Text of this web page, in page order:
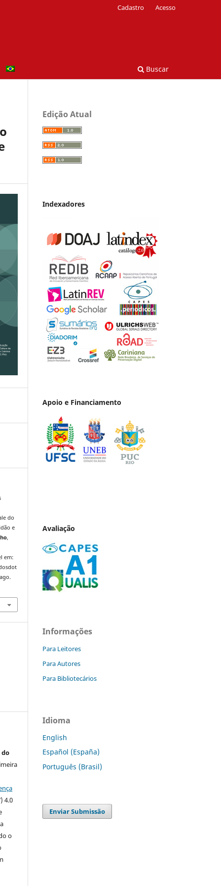
Buscar
Cadastro Acesso
do
e
,
em:
do
4.0
o
Edição Atual
Indexadores
Apoio e Financiamento
Avaliação
Informações
Para Leitores
Para Autores
Para Bibliotecários
Idioma
English
Español (España)
Português (Brasil)
Enviar Submissão